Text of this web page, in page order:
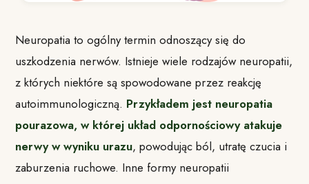
Neuropatia to ogólny termin odnoszący się do
uszkodzenia nerwów. Istnieje wiele rodzajów neuropatii,
z których niektóre są spowodowane przez reakcję
autoimmunologiczną. Przykładem jest neuropatia
pourazowa, w której układ odpornościowy atakuje
nerwy w wyniku urazu, powodując ból, utratę czucia i
zaburzenia ruchowe. Inne formy neuropatii